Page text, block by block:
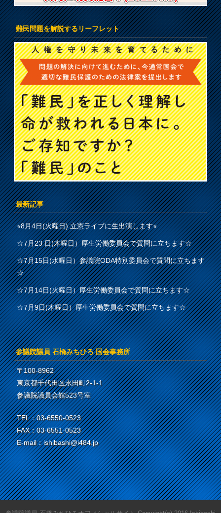
難民問題を解説するリーフレット
最新記事
⭐︎8月4日(火曜日) 立憲ライブに生出演します⭐︎
☆7月23 日(木曜日）厚生労働委員会で質問に立ちます☆
☆7月15日(水曜日）参議院ODA特別委員会で質問に立ちます
☆
☆7月14日(火曜日）厚生労働委員会で質問に立ちます☆
☆7月9日(木曜日）厚生労働委員会で質問に立ちます☆
参議院議員 石橋みちひろ 国会事務所
〒100-8962
東京都千代田区永田町2-1-1
参議院議員会館523号室
TEL：03-6550-0523
FAX：03-6551-0523
E-mail：ishibashi@i484.jp